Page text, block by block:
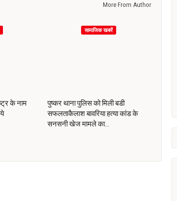
More From Author
के नाम
सामाजिक खबरें
पुष्कर थाना पुलिस को मिली बडी
सफलताकैलाश बावरिया हत्या कांड के
सनसनी खेज मामले का…